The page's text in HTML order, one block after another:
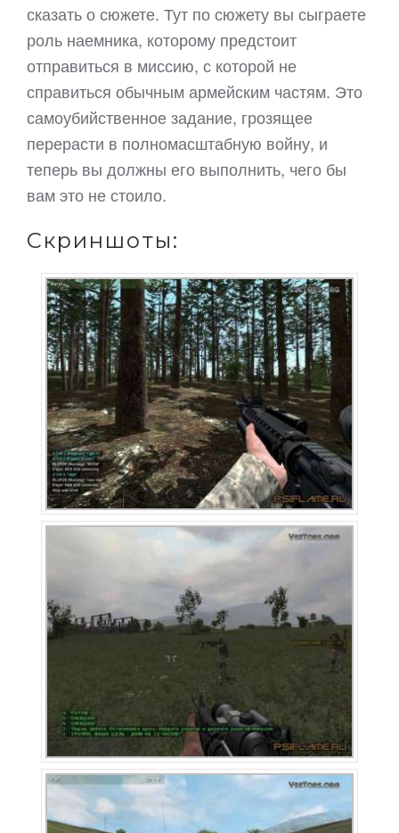
сказать о сюжете. Тут по сюжету вы сыграете
роль наемника, которому предстоит
отправиться в миссию, с которой не
справиться обычным армейским частям. Это
самоубийственное задание, грозящее
перерасти в полномасштабную войну, и
теперь вы должны его выполнить, чего бы
вам это не стоило.
Скриншоты: